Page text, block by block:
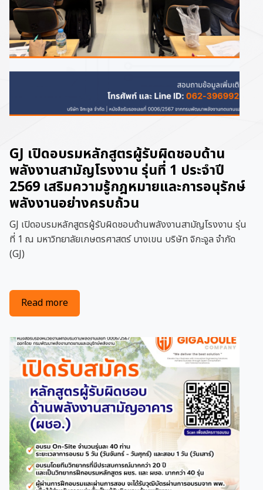
GJ เปิดอบรมหลักสูตรผู้รับผิดชอบด้าน
พลังงานสามัญโรงงาน รุ่นที่ 1 ประจำปี
2569 เสริมความรู้กฎหมายและการอนุรักษ์
พลังงานอย่างครบถ้วน
GJ เปิดอบรมหลักสูตรผู้รับผิดชอบด้านพลังงานสามัญโรงงาน รุ่น
ที่ 1 ณ มหาวิทยาลัยเกษตรศาสตร์ บางเขน บริษัท จิกะจูล จำกัด
(GJ)
Read moreabout GJ เปิดอบรมหลักสูตรผู้รับผิดชอบด้านพลังง